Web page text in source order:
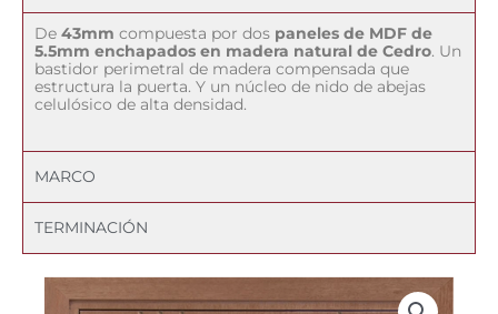
De 43mm compuesta por dos paneles de MDF de
5.5mm enchapados en madera natural de Cedro. Un
bastidor perimetral de madera compensada que
estructura la puerta. Y un núcleo de nido de abejas
celulósico de alta densidad.
MARCO
TERMINACIÓN